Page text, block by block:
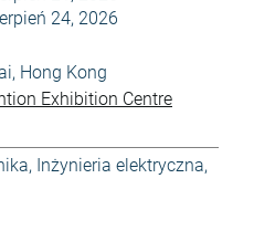
24, 2026
Hong Kong
Exhibition Centre
, Inżynieria elektryczna,